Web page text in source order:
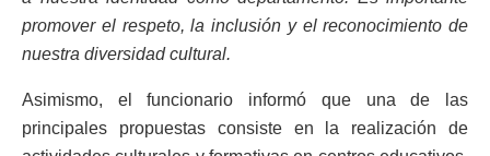
promover el respeto, la inclusión y el reconocimiento de
nuestra diversidad cultural.
Asimismo, el funcionario informó que una de las
principales propuestas consiste en la realización de